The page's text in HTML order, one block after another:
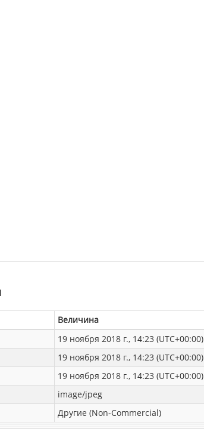
Величина
19 ноября 2018 г., 14:23 (UTC+00:00)
19 ноября 2018 г., 14:23 (UTC+00:00)
19 ноября 2018 г., 14:23 (UTC+00:00)
image/jpeg
Другие (Non-Commercial)